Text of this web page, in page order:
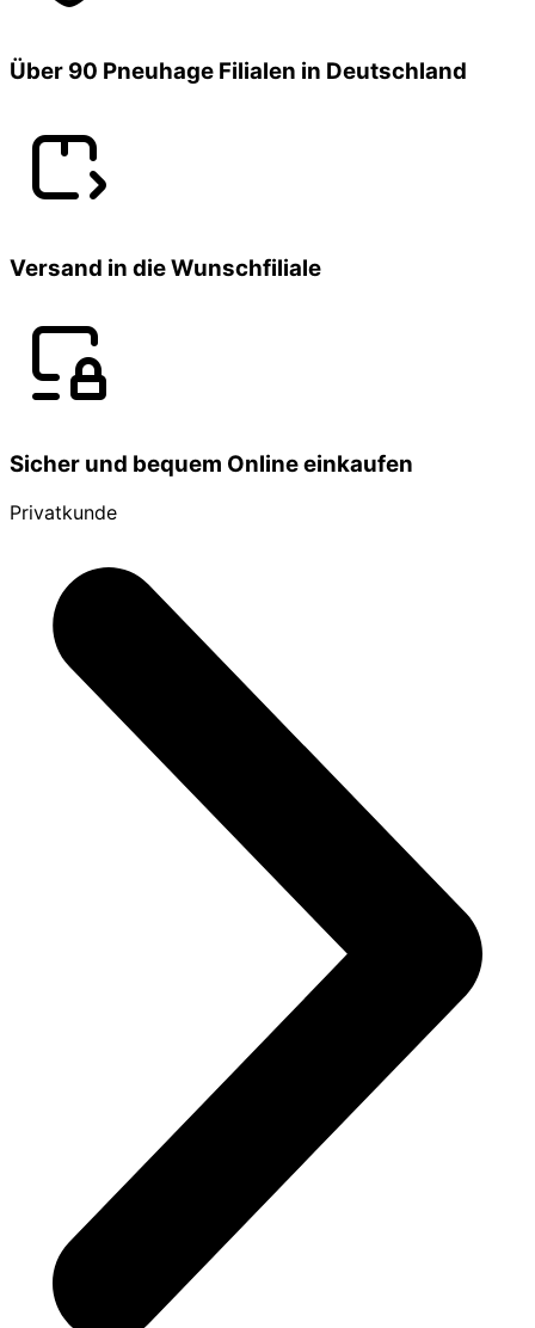
Über 90 Pneuhage Filialen in Deutschland
Versand in die Wunschfiliale
Sicher und bequem Online einkaufen
Privatkunde